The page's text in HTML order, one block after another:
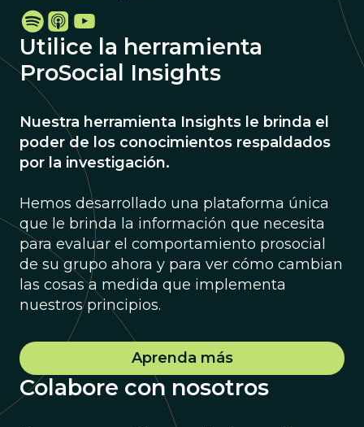
Utilice la herramienta
ProSocial Insights
Nuestra herramienta Insights le brinda el
poder de los conocimientos respaldados
por la investigación.
Hemos desarrollado una plataforma única
que le brinda la información que necesita
para evaluar el comportamiento prosocial
de su grupo ahora y para ver cómo cambian
las cosas a medida que implementa
nuestros principios.
Aprenda más
Colabore con nosotros